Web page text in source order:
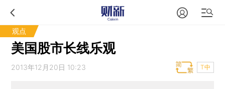
观点
美国股市长线乐观
2013年12月20日 10:23 T中